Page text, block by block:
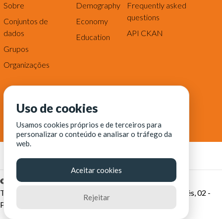
Sobre
Conjuntos de
dados
Grupos
Organizações
Demography
Economy
Education
Frequently asked
questions
API CKAN
© Fortaleza Digital || CITINOVA - Fundação de Ciência,
Tecnologia e Inovação de Fortaleza - Rua dos Tremembés, 02 -
Praia de Iracema - Fortaleza-CE
Uso de cookies
Usamos cookies próprios e de terceiros para
personalizar o conteúdo e analisar o tráfego da
web.
Aceitar cookies
Rejeitar